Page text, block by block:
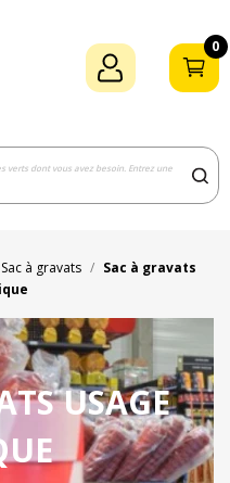
0
Sac à gravats
Sac à gravats
USAGE